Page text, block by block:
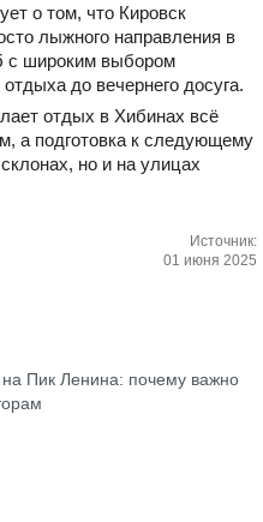
о том, что Кировск
лыжного направления в
с широким выбором
до вечернего досуга.
отдых в Хибинах всё
а подготовка к следующему
но и на улицах
Источник:
01 июня 2025
Пик Ленина: почему важно